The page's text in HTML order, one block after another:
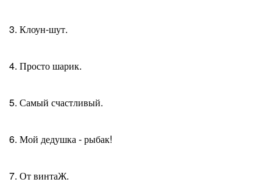
3. Клоун-шут.
4. Просто шарик.
5. Самый счастливый.
6. Мой дедушка - рыбак!
7. От винтаЖ.